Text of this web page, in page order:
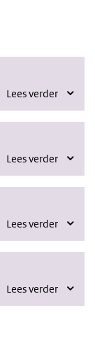
Lees verder
Lees verder
Lees verder
Lees verder